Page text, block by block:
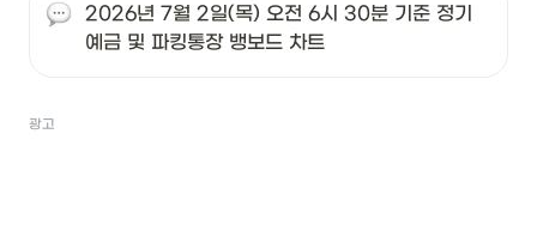
2026년 7월 2일(목) 오전 6시 30분 기준 정기
예금 및 파킹통장 뱅보드 차트
광고